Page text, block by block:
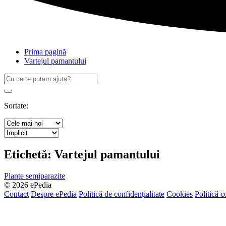
Prima pagină
Vartejul pamantului
Caută
după:
Search
Sortate:
Etichetă: Vartejul pamantului
Plante semiparazite
© 2026 ePedia
Contact Despre ePedia Politică de confidențialitate Cookies Politică